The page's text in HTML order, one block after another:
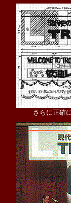
さらに正確